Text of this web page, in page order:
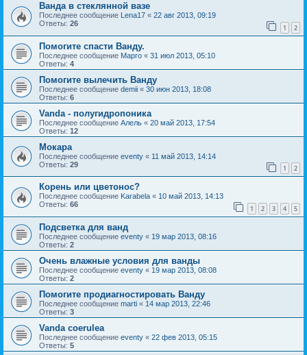
Ванда в стеклянной вазе
Последнее сообщение Lena17 « 22 авг 2013, 09:19
Ответы: 26 1 2
Помогите спасти Ванду.
Последнее сообщение Марго « 31 июл 2013, 05:10
Ответы: 4
Помогите вылечить Ванду
Последнее сообщение demii « 30 июн 2013, 18:08
Ответы: 6
Vanda - полугидропоника
Последнее сообщение Алель « 20 май 2013, 17:54
Ответы: 12
Мокара
Последнее сообщение eventy « 11 май 2013, 14:14
Ответы: 29 1 2
Корень или цветонос?
Последнее сообщение Karabela « 10 май 2013, 14:13
Ответы: 66 1 2 3 4 5
Подсветка для ванд
Последнее сообщение eventy « 19 мар 2013, 08:16
Ответы: 2
Очень влажные условия для ванды
Последнее сообщение eventy « 19 мар 2013, 08:08
Ответы: 2
Помогите продиагностировать Ванду
Последнее сообщение marti « 14 мар 2013, 22:46
Ответы: 3
Vanda coerulea
Последнее сообщение eventy « 22 фев 2013, 05:15
Ответы: 5